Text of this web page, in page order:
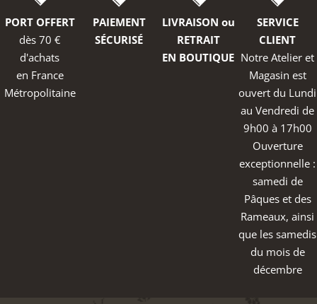
PORT OFFERT
dès 70 €
d'achats
en France
Métropolitaine
PAIEMENT
SÉCURISÉ
LIVRAISON ou
RETRAIT
EN BOUTIQUE
SERVICE
CLIENT
Notre Atelier et
Magasin est
ouvert du Lundi
au Vendredi de
9h00 à 17h00
Ouverture
exceptionnelle :
samedi de
Pâques et des
Rameaux, ainsi
que les samedis
du mois de
décembre